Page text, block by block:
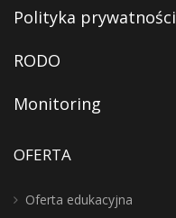
Polityka prywatności
RODO
Monitoring
OFERTA
Oferta edukacyjna